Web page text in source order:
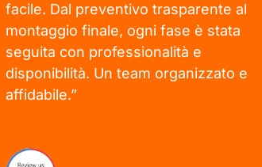
facile. Dal preventivo trasparente al
montaggio finale, ogni fase è stata
seguita con professionalità e
disponibilità. Un team organizzato e
affidabile.”